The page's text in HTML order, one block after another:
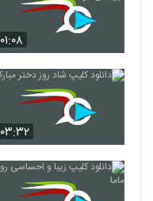
۰۱:۰۸
۰۳:۳۲